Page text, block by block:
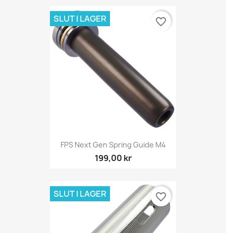
FPS Next Gen Spring Guide M4
199,00 kr
SLUT I LAGER favorite_border
SLUT I LAGER favorite_border